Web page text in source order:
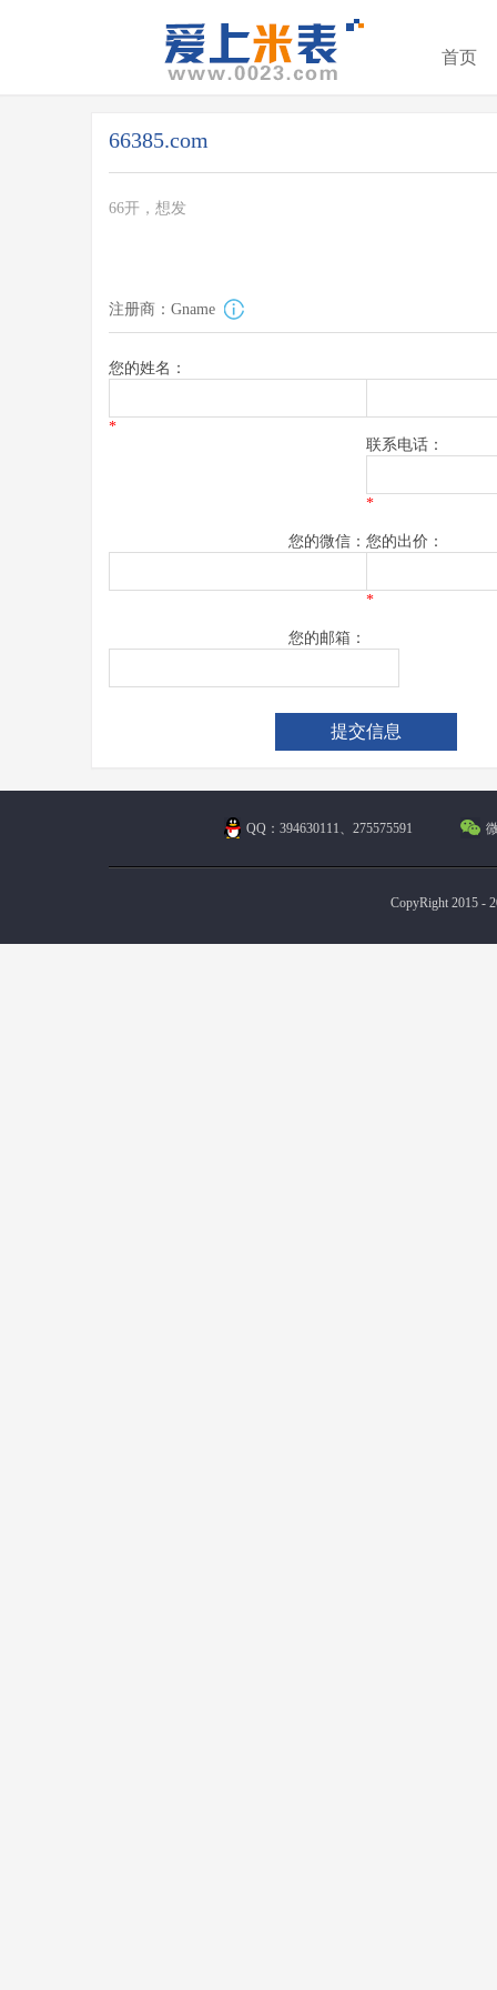
首页
66385.com
66开，想发
注册商：Gname
您的姓名：
*
联系电话：
*
您的微信： 您的出价：
*
您的邮箱：
QQ：394630111、275575591
CopyRight 2015 -